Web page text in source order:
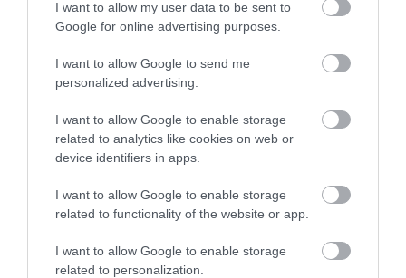
I want to allow my user data to be sent to
Google for online advertising purposes.
I want to allow Google to send me
personalized advertising.
I want to allow Google to enable storage
related to analytics like cookies on web or
device identifiers in apps.
I want to allow Google to enable storage
related to functionality of the website or app.
I want to allow Google to enable storage
related to personalization.
Presley, turismul, licențierea și
evenimentele legate de Elvis Presley.